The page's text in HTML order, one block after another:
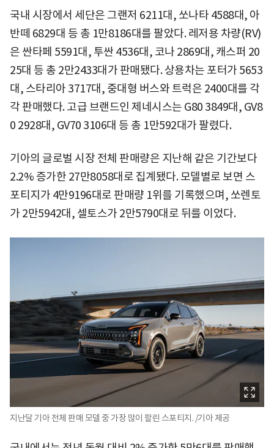
국내 시장에서 세단은 그랜저 6211대, 쏘나타 4588대, 아
반떼 6829대 등 총 1만8186대를 팔았다. 레저용 차량(RV)
은 싼타페 5591대, 투싼 4536대, 코나 2869대, 캐스퍼 20
25대 등 총 2만2433대가 판매됐다. 상용차는 포터가 5653
대, 스타리아 3717대, 중대형 버스와 트럭은 2400대를 각
각 판매했다. 고급 브랜드인 제네시스는 G80 3849대, GV8
0 2928대, GV70 3106대 등 총 1만592대가 팔렸다.
기아의 글로벌 시장 전체 판매량은 지난해 같은 기간보다
2.2% 증가한 27만8058대로 집계됐다. 모델별로 보면 스
포티지가 4만9196대로 판매량 1위를 기록했으며, 쏘렌토
가 2만5942대, 셀토스가 2만5790대로 뒤를 이었다.
지난달 기아 전체 판매 모델 중 가장 많이 팔린 스포티지. /기아 제공